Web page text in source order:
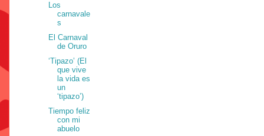
Los
carnavale
s
El Carnaval
de Oruro
‘Tipazo’ (El
que vive
la vida es
un
‘tipazo’)
Tiempo feliz
con mi
abuelo